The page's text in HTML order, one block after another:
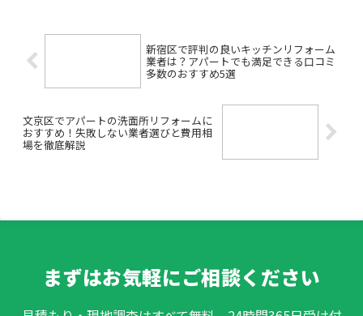
新宿区で評判の良いキッチンリフォーム
業者は？アパートでも満足できる口コミ
多数のおすすめ5選
文京区でアパートの洗面所リフォームに
おすすめ！失敗しない業者選びと費用相
場を徹底解説
まずはお気軽にご相談ください